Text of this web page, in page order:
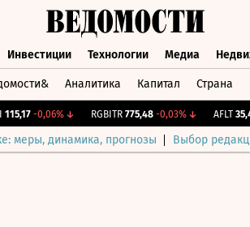
Инвестиции Технологии Медиа
Аналитика Капитал Страна
-0,06%↓ RGBITR 775,48 -0,03%↓ AFLT
меры, динамика, прогнозы Выбор